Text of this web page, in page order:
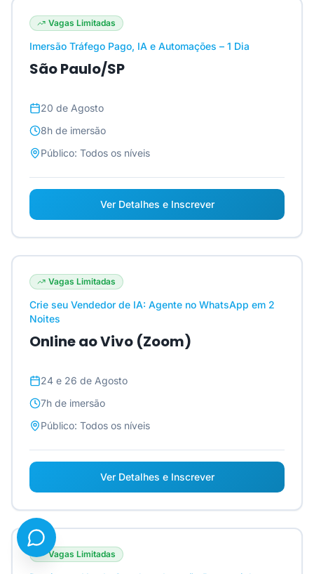
Vagas Limitadas
Imersão Tráfego Pago, IA e Automações – 1 Dia
São Paulo/SP
20 de Agosto
8h de imersão
Público: Todos os níveis
Ver Detalhes e Inscrever
Vagas Limitadas
Crie seu Vendedor de IA: Agente no WhatsApp em 2
Noites
Online ao Vivo (Zoom)
24 e 26 de Agosto
7h de imersão
Público: Todos os níveis
Ver Detalhes e Inscrever
Vagas Limitadas